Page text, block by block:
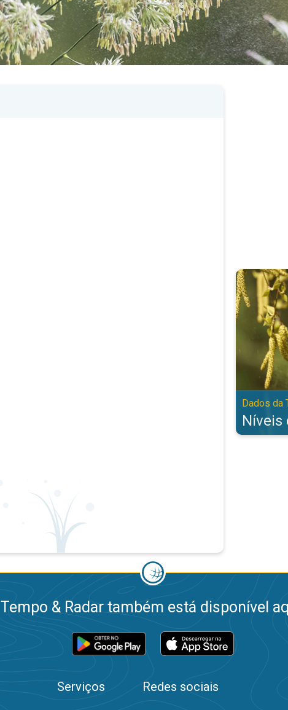
Níveis de
Dados da
Níveis
Tempo & Radar também está disponível
Serviços Redes sociais